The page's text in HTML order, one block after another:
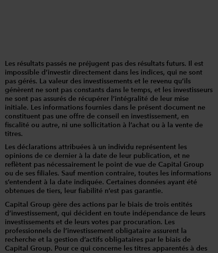
Les résultats passés ne préjugent pas des résultats futurs. Il est
impossible d’investir directement dans les indices, qui ne sont
pas gérés. La valeur des investissements et le revenu qu’ils
génèrent ne sont pas constants dans le temps, et les investisseurs
ne sont pas assurés de récupérer l’intégralité de leur mise
initiale. Les informations fournies dans le présent document ne
constituent pas une offre de conseil en investissement, en
fiscalité ou autre, ni une sollicitation à l’achat ou à la vente de
titres.
Les déclarations attribuées à un individu représentent les
opinions de ce dernier à la date de leur publication, et ne
reflètent pas nécessairement le point de vue de Capital Group
ou de ses filiales. Sauf mention contraire, toutes les informations
s’entendent à la date indiquée. Certaines données ayant été
obtenues de tiers, leur fiabilité n’est pas garantie.
Capital Group gère des actions par le biais de trois entités
d’investissement, qui décident en toute indépendance de leurs
investissements et de leurs votes par procuration. Les
professionnels de l’investissement obligataire assurent la
recherche et la gestion d’actifs obligataires par le biais de
Capital Group. Pour ce qui concerne les titres apparentés à des